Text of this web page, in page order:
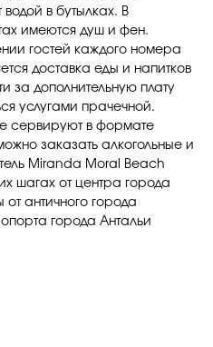
в бутылках. В
имеются душ и фен.
гостей каждого номера
доставка еды и напитков
за дополнительную плату
услугами прачечной.
сервируют в формате
заказать алкогольные и
Miranda Moral Beach
шагах от центра города
античного города
города Антальи